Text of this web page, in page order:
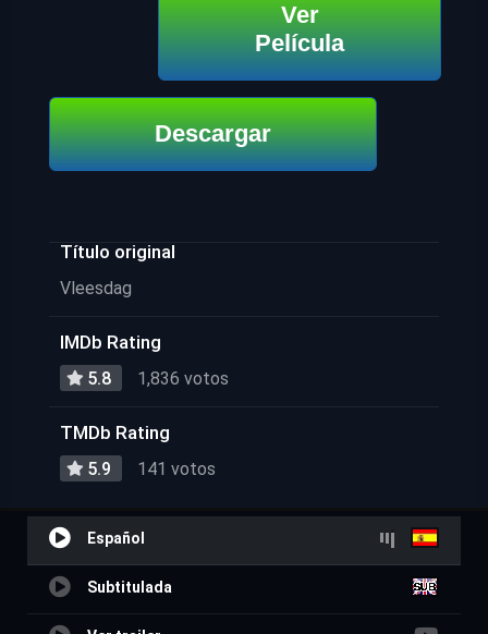
Ver
Película
Descargar
Título original
Vleesdag
IMDb Rating
5.8 1,836 votos
TMDb Rating
5.9 141 votos
Español
Subtitulada